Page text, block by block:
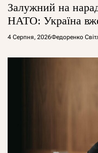
Залужний на
НАТО: Україна
4 Серпня, 2026Федоренко